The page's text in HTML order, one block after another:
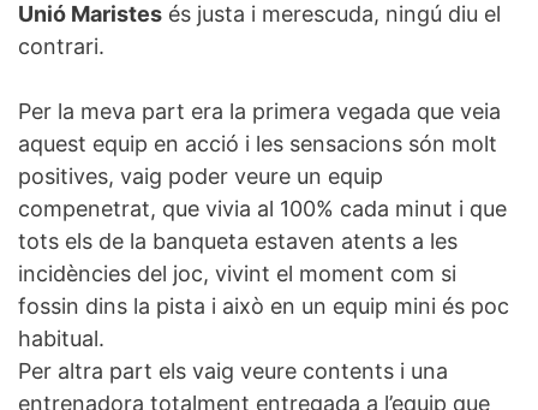
Unió Maristes és justa i merescuda, ningú diu el
contrari.
Per la meva part era la primera vegada que veia
aquest equip en acció i les sensacions són molt
positives, vaig poder veure un equip
compenetrat, que vivia al 100% cada minut i que
tots els de la banqueta estaven atents a les
incidències del joc, vivint el moment com si
fossin dins la pista i això en un equip mini és poc
habitual.
Per altra part els vaig veure contents i una
entrenadora totalment entregada a l’equip que